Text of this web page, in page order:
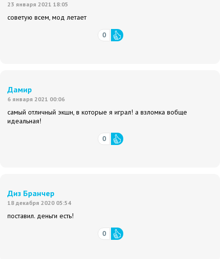
23 января 2021 18:05
советую всем, мод летает
0
Дамир
6 января 2021 00:06
самый отличный экшн, в которые я играл! а взломка вобще
идеальная!
0
Диз Бранчер
18 декабря 2020 05:54
поставил. деньги есть!
0